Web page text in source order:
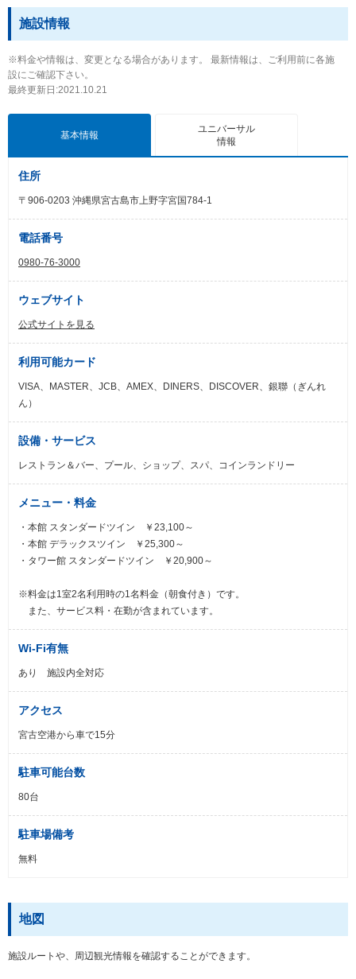
施設情報
※料金や情報は、変更となる場合があります。 最新情報は、ご利用前に各施
設にご確認下さい。
最終更新日:2021.10.21
基本情報
ユニバーサル
情報
住所
〒906-0203 沖縄県宮古島市上野字宮国784-1
電話番号
0980-76-3000
ウェブサイト
公式サイトを見る
利用可能カード
VISA、MASTER、JCB、AMEX、DINERS、DISCOVER、銀聯（ぎんれ
ん）
設備・サービス
レストラン＆バー、プール、ショップ、スパ、コインランドリー
メニュー・料金
・本館 スタンダードツイン ￥23,100～
・本館 デラックスツイン ￥25,300～
・タワー館 スタンダードツイン ￥20,900～
※料金は1室2名利用時の1名料金（朝食付き）です。
また、サービス料・在勤が含まれています。
Wi-Fi有無
あり 施設内全対応
アクセス
宮古空港から車で15分
駐車可能台数
80台
駐車場備考
無料
地図
施設ルートや、周辺観光情報を確認することができます。